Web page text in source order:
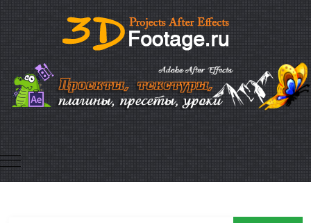
Mobile Menu Toggle